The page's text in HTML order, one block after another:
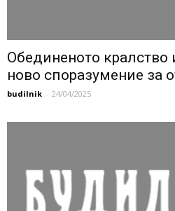
Обединеното кралство
ново споразумение за
budilnik - 24/04/2025